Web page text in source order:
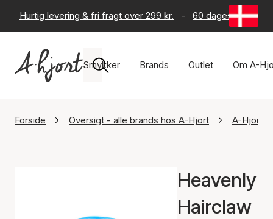
Hurtig levering & fri fragt over 299 kr. - 60 dages returret
Smykker Brands Outlet Om A-
Forside Oversigt - alle brands hos A-Hjort A-Hjort
Heavenly
Hairclaw